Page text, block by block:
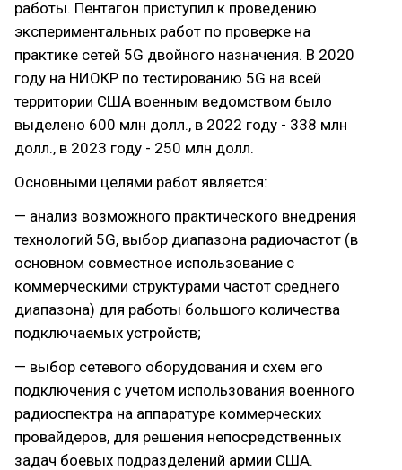
работы. Пентагон приступил к проведению
экспериментальных работ по проверке на
практике сетей 5G двойного назначения. В 2020
году на НИОКР по тестированию 5G на всей
территории США военным ведомством было
выделено 600 млн долл., в 2022 году - 338 млн
долл., в 2023 году - 250 млн долл.
Основными целями работ является:
— анализ возможного практического внедрения
технологий 5G, выбор диапазона радиочастот (в
основном совместное использование с
коммерческими структурами частот среднего
диапазона) для работы большого количества
подключаемых устройств;
— выбор сетевого оборудования и схем его
подключения с учетом использования военного
радиоспектра на аппаратуре коммерческих
провайдеров, для решения непосредственных
задач боевых подразделений армии США.